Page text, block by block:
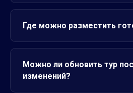
Где можно разместить
Можно ли обновить тур
изменений?